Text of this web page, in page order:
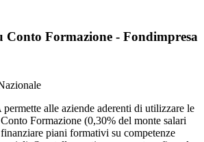
Formazione - Fondimpresa
alle aziende aderenti di utilizzare le
Formazione (0,30% del monte salari
piani formativi su competenze